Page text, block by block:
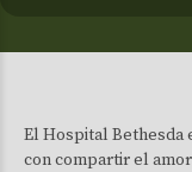
El Hospital Bethesda
con compartir el